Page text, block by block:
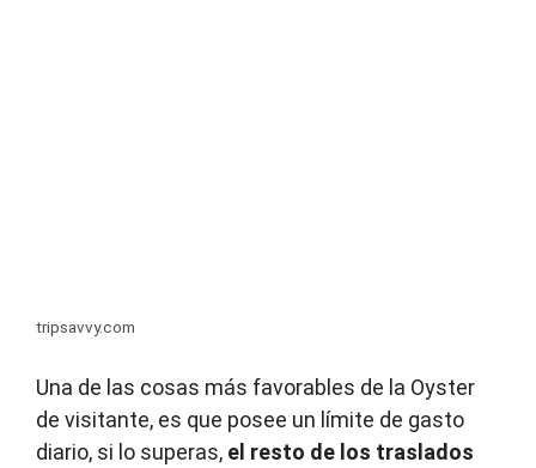
tripsavvy.com
Una de las cosas más favorables de la Oyster
de visitante, es que posee un límite de gasto
diario, si lo superas, el resto de los traslados